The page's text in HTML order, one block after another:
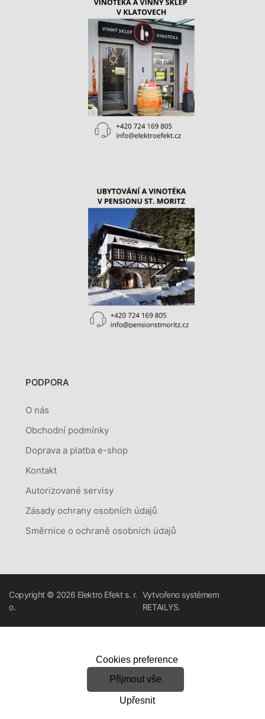
PODPORA
O nás
Obchodní podmínky
Doprava a platba e-shop
Kontakt
Autorizované servisy
Zásady ochrany osobních údajů
Směrnice o ochraně osobních údajů
Copyright © 2026 Elektro Efekt s. r.
o.
Vytvořeno systémem
RETAILYS.
Cookies preference
Přijmout vše
Upřesnit